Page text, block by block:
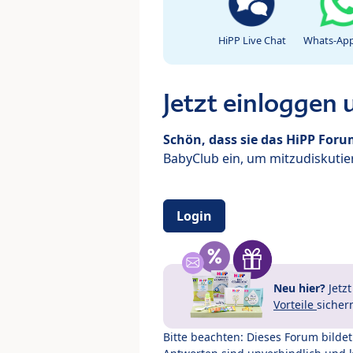
HiPP Live Chat Whats-
Jetzt einloggen
Schön, dass sie das HiPP
BabyClub ein, um
Login
Neu hier?
Vorteile
Bitte beachten: Dieses Forum